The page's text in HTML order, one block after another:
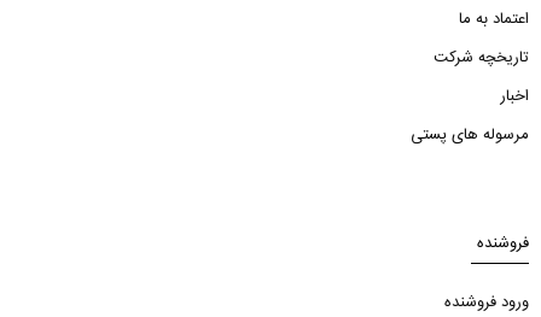
اعتماد به ما
تاریخچه شرکت
اخبار
مرسوله های پستی
فروشنده
ورود فروشنده